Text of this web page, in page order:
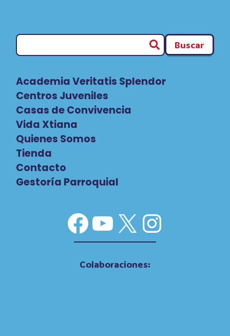
Buscar
Academia Veritatis Splendor
Centros Juveniles
Casas de Convivencia
Vida Xtiana
Quienes Somos
Tienda
Contacto
Gestoría Parroquial
Facebook
YouTube
X
Colaboraciones: